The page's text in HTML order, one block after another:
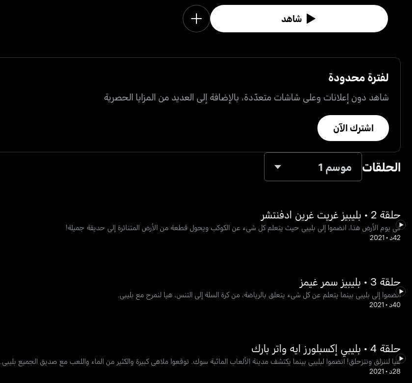
شاهد
لفترة محدودة
شاهد دون إعلانات وعلى شاشات متعدّدة، بالإضافة إلى العديد من المزايا الحصرية
اشترك الآن
الحلقات موسم 1
حلقة 2 • بليبيز غريت غرين ادفنتشر
في يوم الأرض هذا، انضموا إلى بليبي حيث يتعلم كل شيء عن الكوكب ويحول قطعة من الأرض المتناثرة إلى حديقة جميلة!
42د •
2021
حلقة 3 • بليبيز سمر غيمز
انضموا إلى بليبي بينما يتعلم عن كل شيء يتعلق بالرياضة، من كرة السلة إلى التنس، هيا لنمرح مع بليبي.
40د •
2021
حلقة 4 • بليبي إكسبلورز ايه واتر بارك
هيا لننزلق ونتزحلق! انضموا لبليبي بينما يكتشف مدينة الألعاب المائبة سوك. توقعوا ملاهي كبيرة والكثير من الماء واللعب مع صديق الجميع بليبي.
28د •
2021